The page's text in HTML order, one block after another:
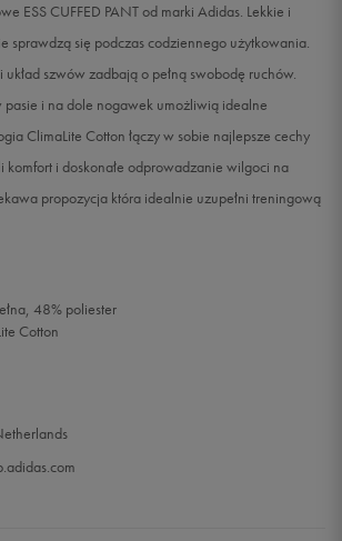
ESS CUFFED PANT od marki Adidas. Lekkie i
sprawdzą się podczas codziennego użytkowania.
szwów zadbają o pełną swobodę ruchów.
pasie i na dole nogawek umożliwią idealne
ClimaLite Cotton łączy w sobie najlepsze cechy
komfort i doskonałe odprowadzanie wilgoci na
propozycja która idealnie uzupełni treningową
48% poliester
Cotton